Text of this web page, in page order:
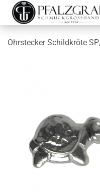
Ohrstecker Schildkröte